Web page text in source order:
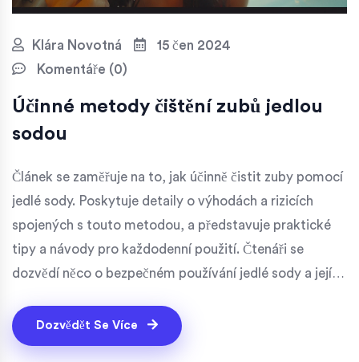
Klára Novotná
15 čen 2024
Komentáře (0)
Účinné metody čištění zubů jedlou
sodou
Článek se zaměřuje na to, jak účinně čistit zuby pomocí
jedlé sody. Poskytuje detaily o výhodách a rizicích
spojených s touto metodou, a představuje praktické
tipy a návody pro každodenní použití. Čtenáři se
dozvědí něco o bezpečném používání jedlé sody a jejích
Dozvědět Se Více